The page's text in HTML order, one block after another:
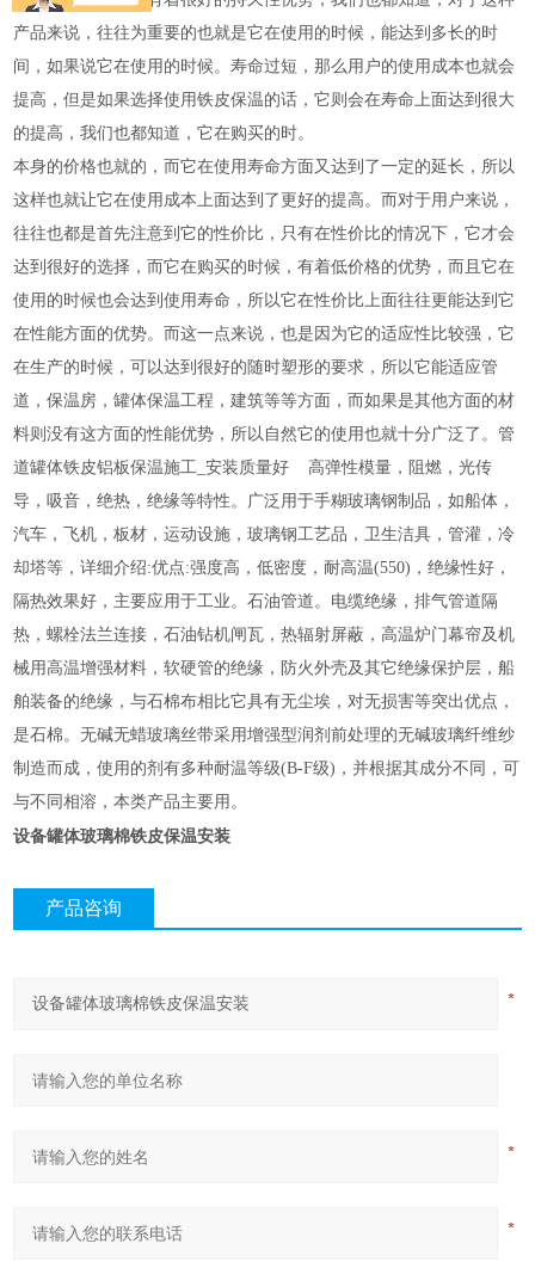
产品来说，往往为重要的也就是它在使用的时候，能达到多长的时
间，如果说它在使用的时候。寿命过短，那么用户的使用成本也就会
提高，但是如果选择使用铁皮保温的话，它则会在寿命上面达到很大
的提高，我们也都知道，它在购买的时。
本身的价格也就的，而它在使用寿命方面又达到了一定的延长，所以
这样也就让它在使用成本上面达到了更好的提高。而对于用户来说，
往往也都是首先注意到它的性价比，只有在性价比的情况下，它才会
达到很好的选择，而它在购买的时候，有着低价格的优势，而且它在
使用的时候也会达到使用寿命，所以它在性价比上面往往更能达到它
在性能方面的优势。而这一点来说，也是因为它的适应性比较强，它
在生产的时候，可以达到很好的随时塑形的要求，所以它能适应管
道，保温房，罐体保温工程，建筑等等方面，而如果是其他方面的材
料则没有这方面的性能优势，所以自然它的使用也就十分广泛了。管
道罐体铁皮铝板保温施工_安装质量好 高弹性模量，阻燃，光传
导，吸音，绝热，绝缘等特性。广泛用于手糊玻璃钢制品，如船体，
汽车，飞机，板材，运动设施，玻璃钢工艺品，卫生洁具，管灌，冷
却塔等，详细介绍:优点:强度高，低密度，耐高温(550)，绝缘性好，
隔热效果好，主要应用于工业。石油管道。电缆绝缘，排气管道隔
热，螺栓法兰连接，石油钻机闸瓦，热辐射屏蔽，高温炉门幕帘及机
械用高温增强材料，软硬管的绝缘，防火外壳及其它绝缘保护层，船
舶装备的绝缘，与石棉布相比它具有无尘埃，对无损害等突出优点，
是石棉。无碱无蜡玻璃丝带采用增强型润剂前处理的无碱玻璃纤维纱
制造而成，使用的剂有多种耐温等级(B-F级)，并根据其成分不同，可
与不同相溶，本类产品主要用。
设备罐体玻璃棉铁皮保温安装
产品咨询